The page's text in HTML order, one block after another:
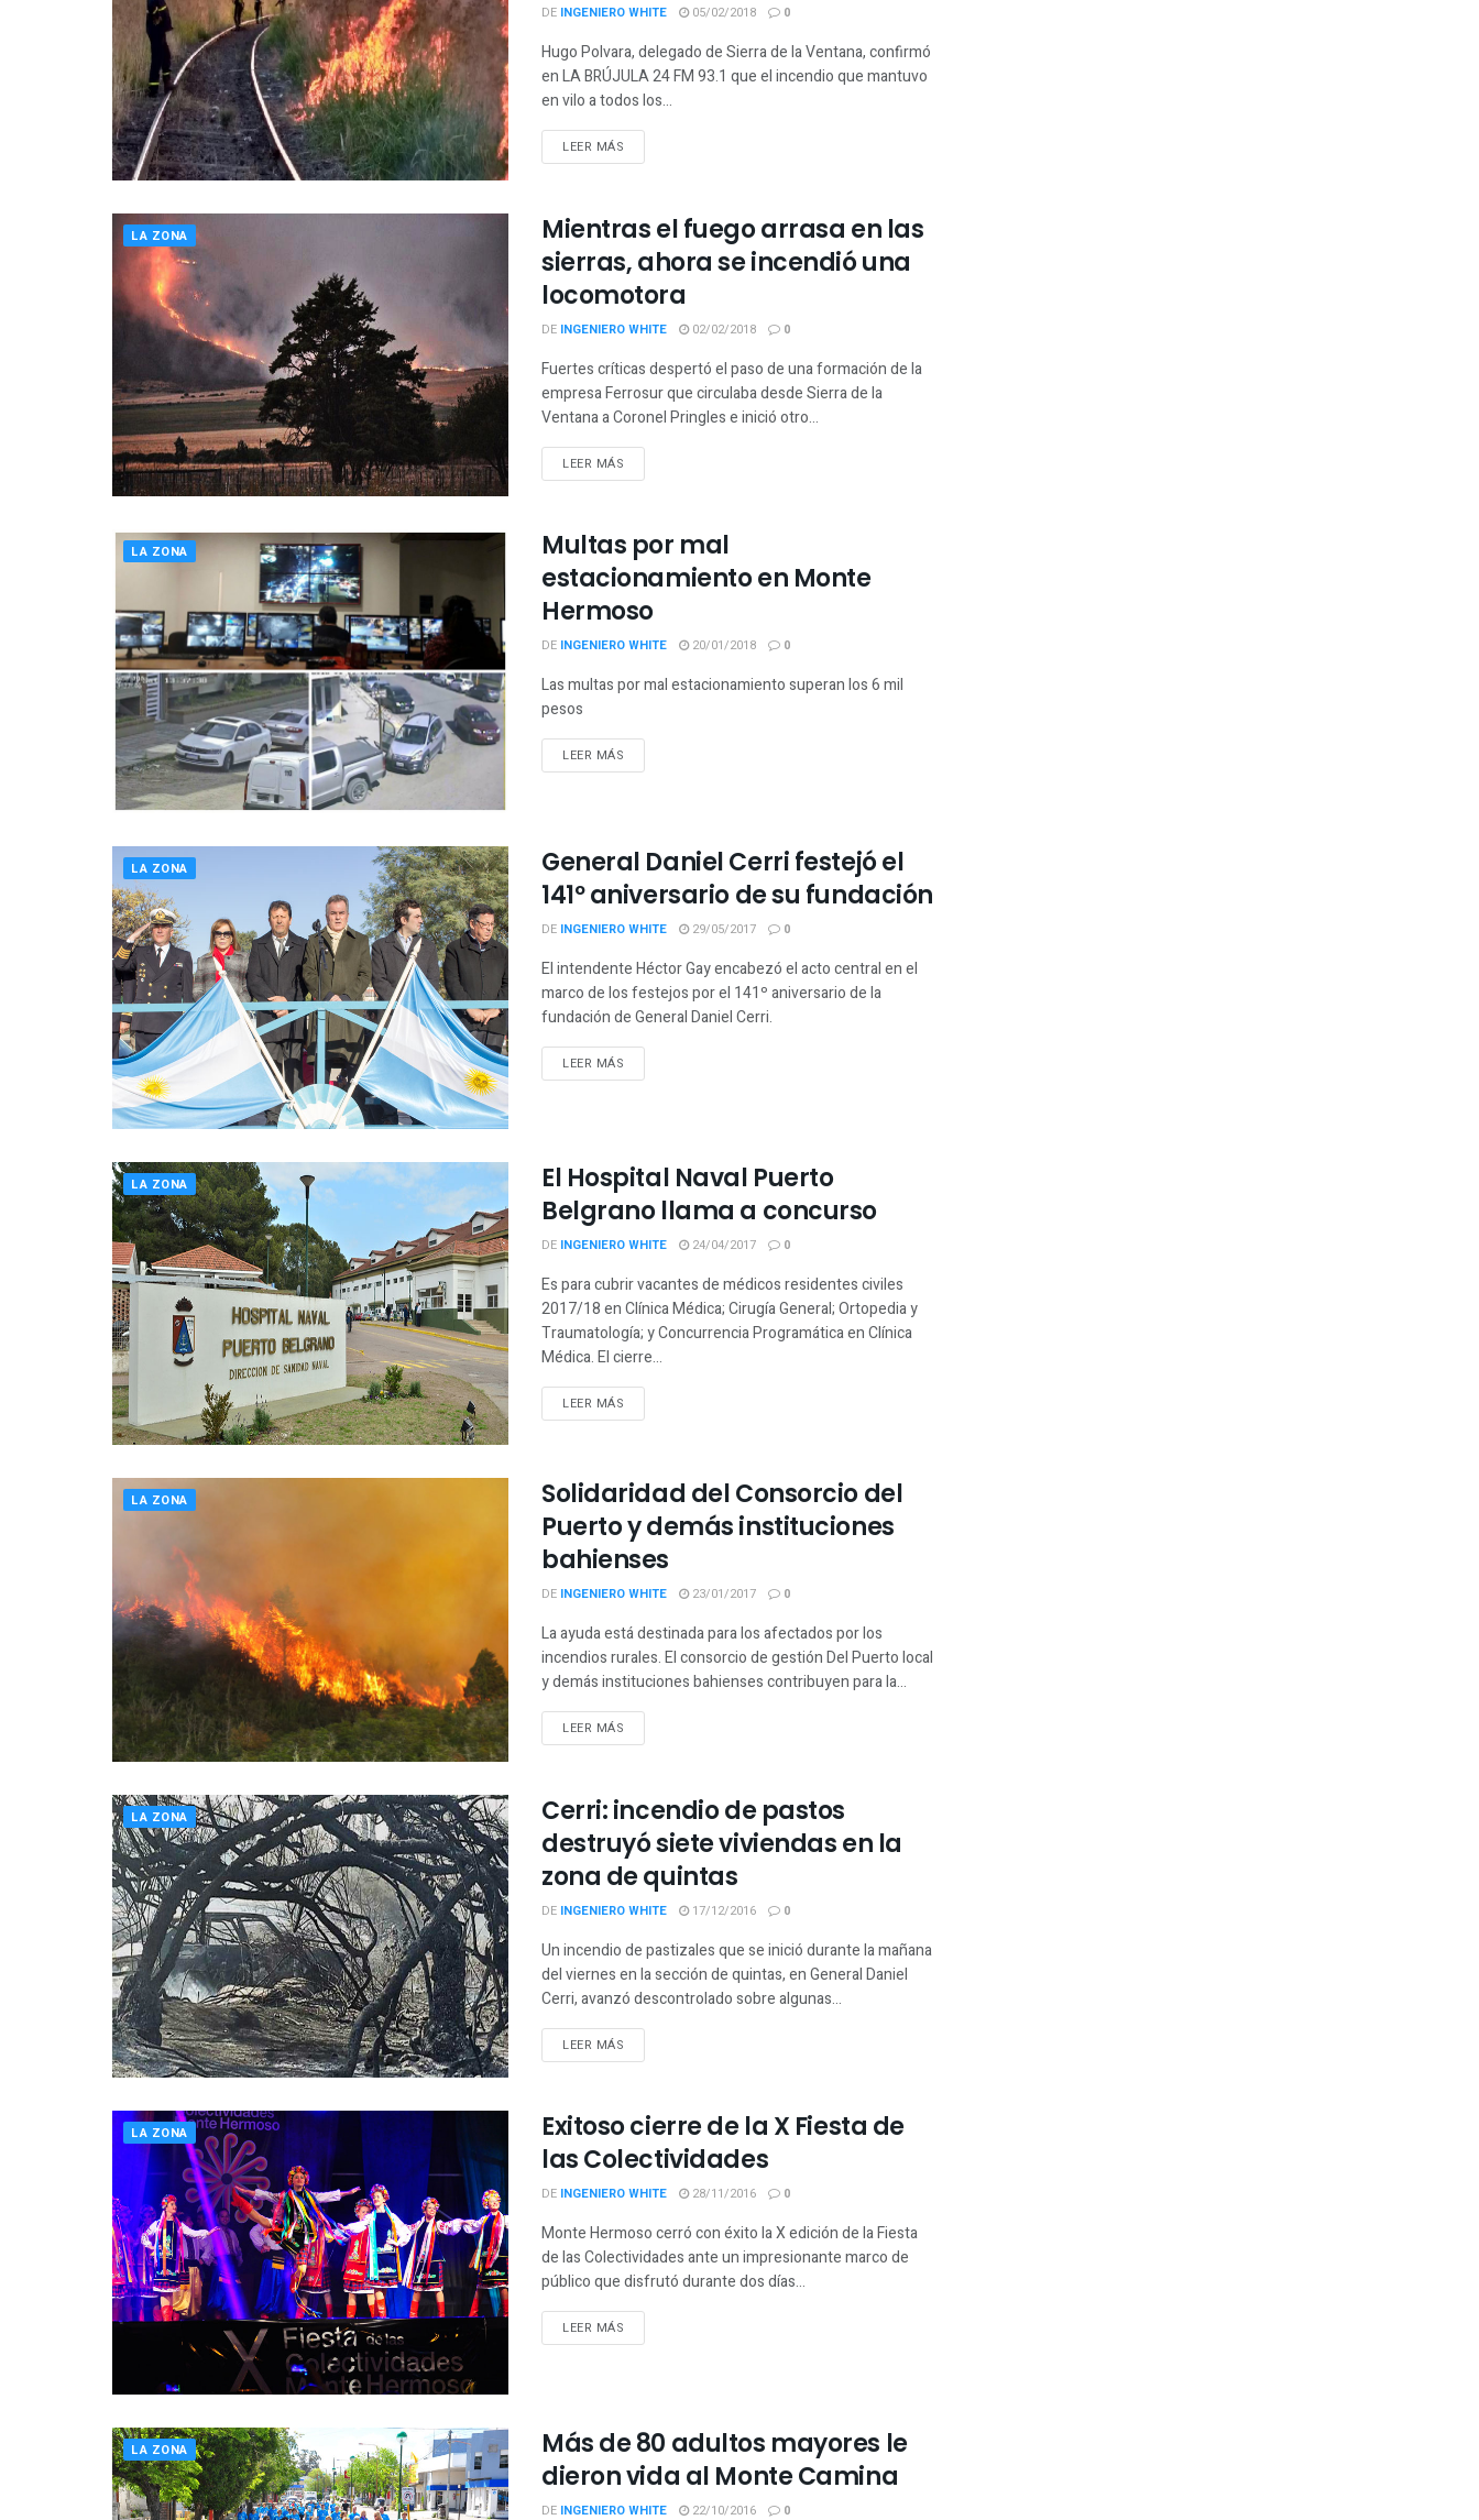
DE INGENIERO WHITE 05/02/2018 0
Hugo Polvara, delegado de Sierra de la Ventana, confirmó
en LA BRÚJULA 24 FM 93.1 que el incendio que mantuvo
en vilo a todos los...
LEER MÁS
LA ZONA
Mientras el fuego arrasa en las
sierras, ahora se incendió una
locomotora
DE INGENIERO WHITE 02/02/2018 0
Fuertes críticas despertó el paso de una formación de la
empresa Ferrosur que circulaba desde Sierra de la
Ventana a Coronel Pringles e inició otro...
LEER MÁS
LA ZONA
Multas por mal
estacionamiento en Monte
Hermoso
DE INGENIERO WHITE 20/01/2018 0
Las multas por mal estacionamiento superan los 6 mil
pesos
LEER MÁS
LA ZONA
General Daniel Cerri festejó el
141º aniversario de su fundación
DE INGENIERO WHITE 29/05/2017 0
El intendente Héctor Gay encabezó el acto central en el
marco de los festejos por el 141º aniversario de la
fundación de General Daniel Cerri.
LEER MÁS
LA ZONA
El Hospital Naval Puerto
Belgrano llama a concurso
DE INGENIERO WHITE 24/04/2017 0
Es para cubrir vacantes de médicos residentes civiles
2017/18 en Clínica Médica; Cirugía General; Ortopedia y
Traumatología; y Concurrencia Programática en Clínica
Médica. El cierre...
LEER MÁS
LA ZONA
Solidaridad del Consorcio del
Puerto y demás instituciones
bahienses
DE INGENIERO WHITE 23/01/2017 0
La ayuda está destinada para los afectados por los
incendios rurales. El consorcio de gestión Del Puerto local
y demás instituciones bahienses contribuyen para la...
LEER MÁS
LA ZONA
Cerri: incendio de pastos
destruyó siete viviendas en la
zona de quintas
DE INGENIERO WHITE 17/12/2016 0
Un incendio de pastizales que se inició durante la mañana
del viernes en la sección de quintas, en General Daniel
Cerri, avanzó descontrolado sobre algunas...
LEER MÁS
LA ZONA
Exitoso cierre de la X Fiesta de
las Colectividades
DE INGENIERO WHITE 28/11/2016 0
Monte Hermoso cerró con éxito la X edición de la Fiesta
de las Colectividades ante un impresionante marco de
público que disfrutó durante dos días...
LEER MÁS
LA ZONA
Más de 80 adultos mayores le
dieron vida al Monte Camina
DE INGENIERO WHITE 22/10/2016 0